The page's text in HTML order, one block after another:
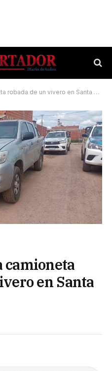
de un vivero en Santa Ana
camioneta
en Santa